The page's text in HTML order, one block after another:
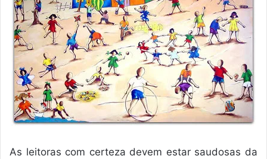
As leitoras com certeza devem estar saudosas da